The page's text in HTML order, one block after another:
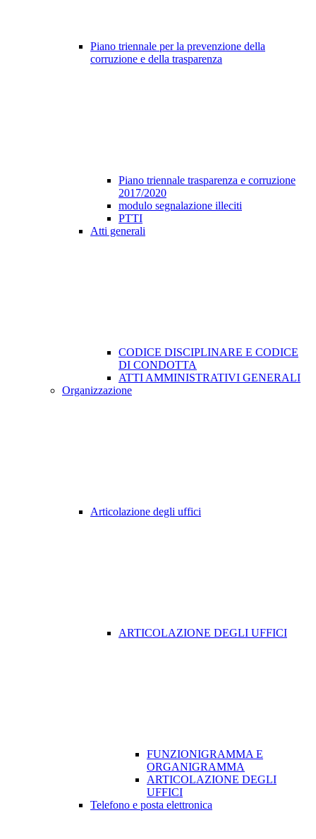
Piano triennale per la prevenzione della
corruzione e della trasparenza
Piano triennale trasparenza e corruzione
2017/2020
modulo segnalazione illeciti
PTTI
Atti generali
CODICE DISCIPLINARE E CODICE
DI CONDOTTA
ATTI AMMINISTRATIVI GENERALI
Organizzazione
Articolazione degli uffici
ARTICOLAZIONE DEGLI UFFICI
FUNZIONIGRAMMA E
ORGANIGRAMMA
ARTICOLAZIONE DEGLI
UFFICI
Telefono e posta elettronica